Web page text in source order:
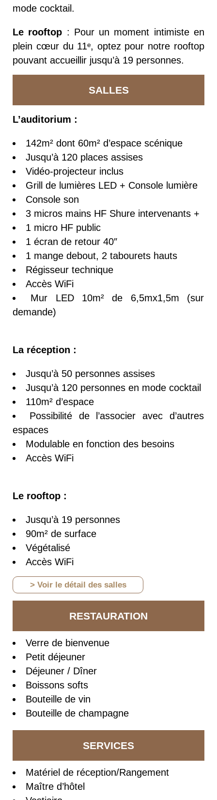
mode cocktail.
Le rooftop : Pour un moment intimiste en
plein cœur du 11ᵉ, optez pour notre rooftop
pouvant accueillir jusqu’à 19 personnes.
SALLES
L’auditorium :
142m² dont 60m² d’espace scénique
Jusqu’à 120 places assises
Vidéo-projecteur inclus
Grill de lumières LED + Console lumière
Console son
3 micros mains HF Shure intervenants +
1 micro HF public
1 écran de retour 40″
1 mange debout, 2 tabourets hauts
Régisseur technique
Accès WiFi
Mur LED 10m² de 6,5mx1,5m (sur
demande)
La réception :
Jusqu’à 50 personnes assises
Jusqu’à 120 personnes en mode cocktail
110m² d’espace
Possibilité de l’associer avec d’autres
espaces
Modulable en fonction des besoins
Accès WiFi
Le rooftop :
Jusqu’à 19 personnes
90m² de surface
Végétalisé
Accès WiFi
> Voir le détail des salles
RESTAURATION
Verre de bienvenue
Petit déjeuner
Déjeuner / Dîner
Boissons softs
Bouteille de vin
Bouteille de champagne
SERVICES
Matériel de réception/Rangement
Maître d’hôtel